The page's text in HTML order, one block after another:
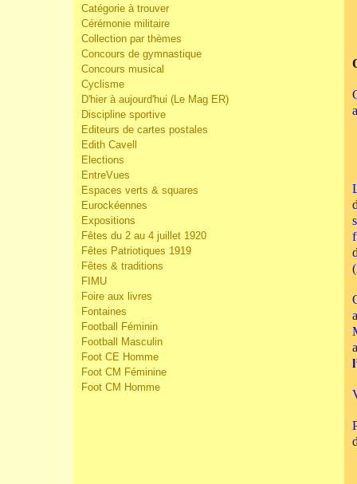
Catégorie à trouver
Cérémonie militaire
Collection par thèmes
Concours de gymnastique
Concours musical
Cyclisme
D'hier à aujourd'hui (Le Mag ER)
Discipline sportive
Editeurs de cartes postales
Edith Cavell
Elections
EntreVues
Espaces verts & squares
Eurockéennes
Expositions
Fêtes du 2 au 4 juillet 1920
Fêtes Patriotiques 1919
Fêtes & traditions
FIMU
Foire aux livres
Fontaines
Football Féminin
Football Masculin
Foot CE Homme
Foot CM Féminine
Foot CM Homme
(